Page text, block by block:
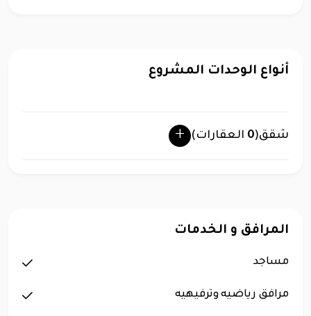
أنواع الوحدات المشروع
شقق(
0
المرافق و الخدمات
مساجد
مرافق رياضيه وترفيهيه